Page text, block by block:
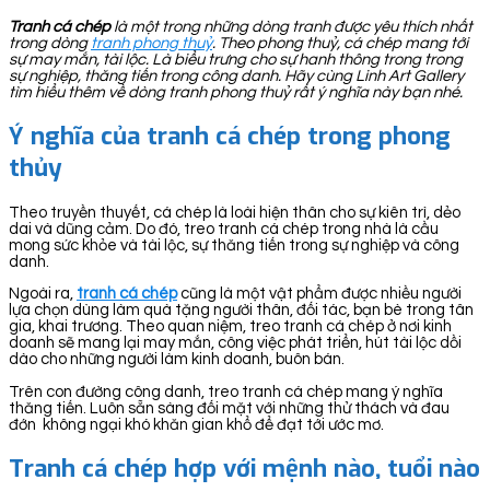
Tranh cá chéplà một trong những dòng tranh được yêu thích nhất
trong dòng tranh phong thuỷ. Theo phong thuỷ, cá chép mang tới
sự may mắn, tài lộc. Là biểu trưng cho sự hanh thông trong trong
sự nghiệp, thăng tiến trong công danh. Hãy cùng Linh Art Gallery
tìm hiểu thêm về dòng tranh phong thuỷ rất ý nghĩa này bạn nhé.
Ý nghĩa của tranh cá chép trong phong
thủy
Theo truyền thuyết, cá chép là loài hiện thân cho sự kiên trì, dẻo
dai và dũng cảm. Do đó, treo tranh cá chép trong nhà là cầu
mong sức khỏe và tài lộc, sự thăng tiến trong sự nghiệp và công
danh.
Ngoài ra, tranh cá chépcũng là một vật phẩm được nhiều người
lựa chọn dùng làm quà tặng người thân, đối tác, bạn bè trong tân
gia, khai trương. Theo quan niệm, treo tranh cá chép ở nơi kinh
doanh sẽ mang lại may mắn, công việc phát triển, hút tài lộc dồi
dào cho những người làm kinh doanh, buôn bán.
Trên con đường công danh, treo tranh cá chép mang ý nghĩa
thăng tiến. Luôn sẵn sàng đối mặt với những thử thách và đau
đớn không ngại khó khăn gian khổ để đạt tới ước mơ.
Tranh cá chép hợp với mệnh nào, tuổi nào